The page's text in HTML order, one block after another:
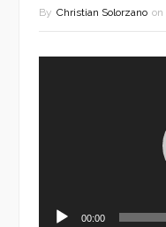
By Christian Solorzano on
00:00